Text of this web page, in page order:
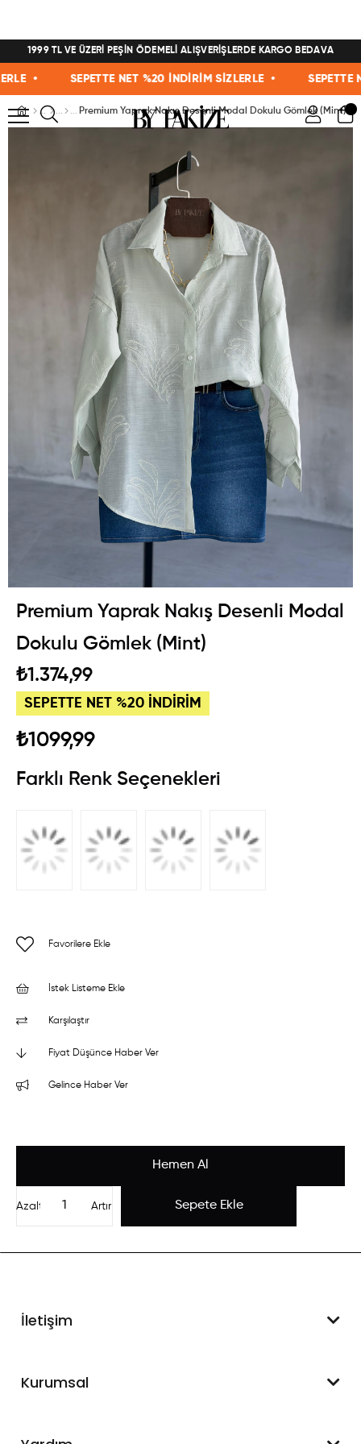
1999 TL VE ÜZERİ PEŞİN ÖDEMELİ ALIŞVERİŞLERDE KARGO BEDAVA
• SEPETTE NET %20 İNDİRİM SİZLERLE • SEPETTE
Premium Yaprak Nakış Desenli Modal Dokulu Gömlek (Mint)
Premium Yaprak Nakış Desenli Modal
Dokulu Gömlek (Mint)
₺1.374,99
SEPETTE NET %20 İNDİRİM
₺1099,99
Farklı Renk Seçenekleri
Favorilere Ekle
İstek Listeme Ekle
Karşılaştır
Fiyat Düşünce Haber Ver
Gelince Haber Ver
Artır
Azalt
İletişim
WhatsApp Destek
Kurumsal
Hakkımızda